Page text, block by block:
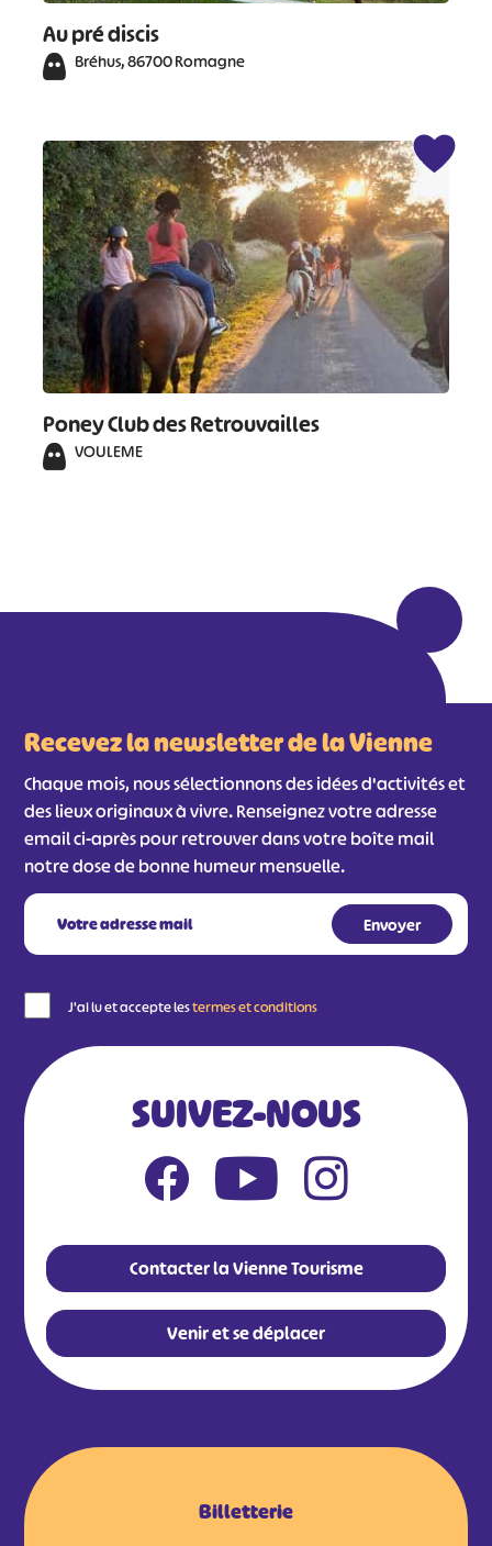
Au pré discis
Bréhus, 86700 Romagne
Poney Club des Retrouvailles
VOULEME
Recevez la newsletter de la Vienne
Chaque mois, nous sélectionnons des idées d'activités et
des lieux originaux à vivre. Renseignez votre adresse
email ci-après pour retrouver dans votre boîte mail
notre dose de bonne humeur mensuelle.
J'ai lu et accepte lestermes et conditions
SUIVEZ-NOUS
Contacter la Vienne Tourisme
Venir et se déplacer
Billetterie